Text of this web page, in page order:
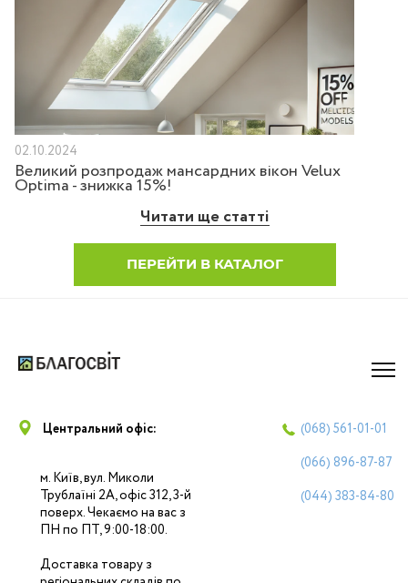
02.10.2024
Великий розпродаж мансардних вікон Velux
Optima - знижка 15%!
Читати ще статті
ПЕРЕЙТИ В КАТАЛОГ
Центральний офіс:
м. Київ, вул. Миколи
Трублаїні 2А, офіс 312, 3-й
поверх. Чекаємо на вас з
ПН по ПТ, 9:00-18:00.
Доставка товару з
(068) 561-01-01
(066) 896-87-87
(044) 383-84-80